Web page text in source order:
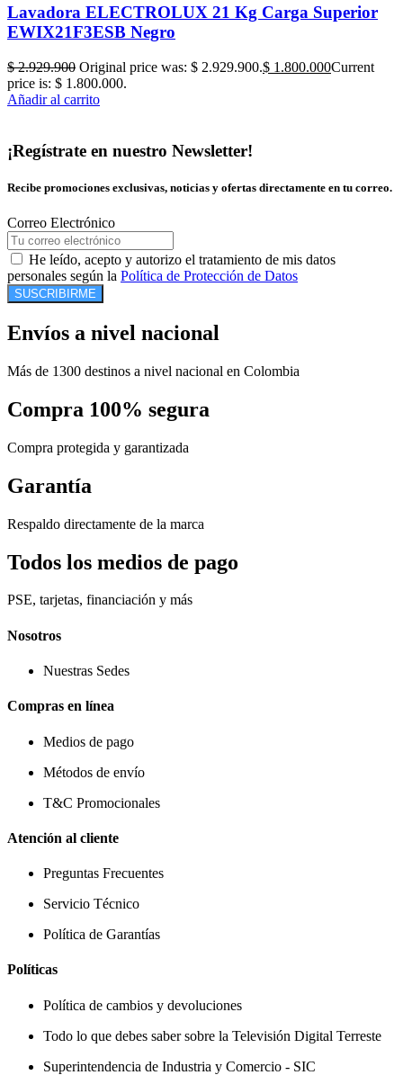
Lavadora ELECTROLUX 21 Kg Carga Superior
EWIX21F3ESB Negro
$2.929.900 Original price was: $ 2.929.900.$ 1.800.000Current
price is: $ 1.800.000.
Añadir al carrito
¡Regístrate en nuestro Newsletter!
Recibe promociones exclusivas, noticias y ofertas directamente en tu correo.
Correo Electrónico
He leído, acepto y autorizo el tratamiento de mis datos
personales según la Política de Protección de Datos
SUSCRIBIRME
Envíos a nivel nacional
Más de 1300 destinos a nivel nacional en Colombia
Compra 100% segura
Compra protegida y garantizada
Garantía
Respaldo directamente de la marca
Todos los medios de pago
PSE, tarjetas, financiación y más
Nosotros
Nuestras Sedes
Compras en línea
Medios de pago
Métodos de envío
T&C Promocionales
Atención al cliente
Preguntas Frecuentes
Servicio Técnico
Política de Garantías
Políticas
Política de cambios y devoluciones
Todo lo que debes saber sobre la Televisión Digital Terreste
Superintendencia de Industria y Comercio - SIC